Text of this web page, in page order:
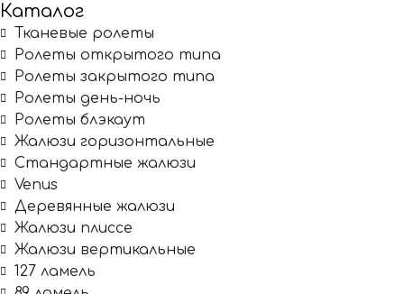
Каталог
Тканевые ролеты
Ролеты открытого типа
Ролеты закрытого типа
Ролеты день-ночь
Ролеты блэкаут
Жалюзи горизонтальные
Стандартные жалюзи
Venus
Деревянные жалюзи
Жалюзи плиссе
Жалюзи вертикальные
127 ламель